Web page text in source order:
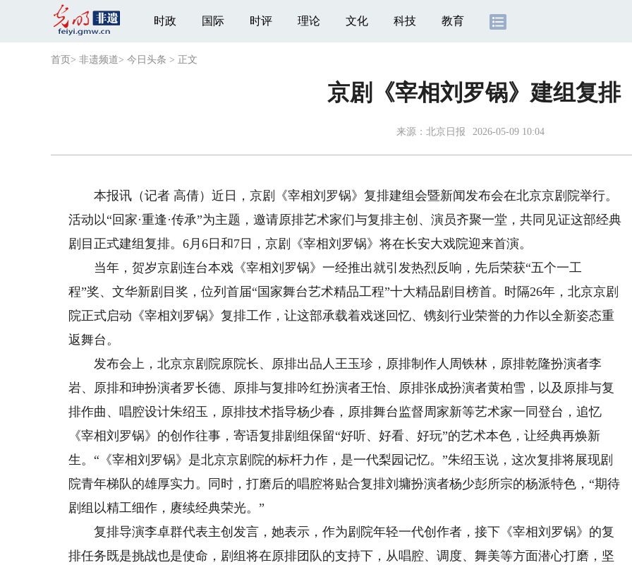
时政 国际 时评 理论 文化 科技 教育
首页 > 非遗频道> 今日头条 > 正文
京剧《宰相刘罗锅》建组复排
来源： 北京日报 2026-05-09 10:04
本报讯（记者 高倩）近日，京剧《宰相刘罗锅》复排建组会暨新闻发布会在北京京剧院举行。
活动以“回家·重逢·传承”为主题，邀请原排艺术家们与复排主创、演员齐聚一堂，共同见证这部经典
剧目正式建组复排。6月6日和7日，京剧《宰相刘罗锅》将在长安大戏院迎来首演。
当年，贺岁京剧连台本戏《宰相刘罗锅》一经推出就引发热烈反响，先后荣获“五个一工
程”奖、文华新剧目奖，位列首届“国家舞台艺术精品工程”十大精品剧目榜首。时隔26年，北京京剧
院正式启动《宰相刘罗锅》复排工作，让这部承载着戏迷回忆、镌刻行业荣誉的力作以全新姿态重
返舞台。
发布会上，北京京剧院原院长、原排出品人王玉珍，原排制作人周铁林，原排乾隆扮演者李
岩、原排和珅扮演者罗长德、原排与复排吟红扮演者王怡、原排张成扮演者黄柏雪，以及原排与复
排作曲、唱腔设计朱绍玉，原排技术指导杨少春，原排舞台监督周家新等艺术家一同登台，追忆
《宰相刘罗锅》的创作往事，寄语复排剧组保留“好听、好看、好玩”的艺术本色，让经典再焕新
生。“《宰相刘罗锅》是北京京剧院的标杆力作，是一代梨园记忆。”朱绍玉说，这次复排将展现剧
院青年梯队的雄厚实力。同时，打磨后的唱腔将贴合复排刘墉扮演者杨少彭所宗的杨派特色，“期待
剧组以精工细作，赓续经典荣光。”
复排导演李卓群代表主创发言，她表示，作为剧院年轻一代创作者，接下《宰相刘罗锅》的复
排任务既是挑战也是使命，剧组将在原排团队的支持下，从唱腔、调度、舞美等方面潜心打磨，坚